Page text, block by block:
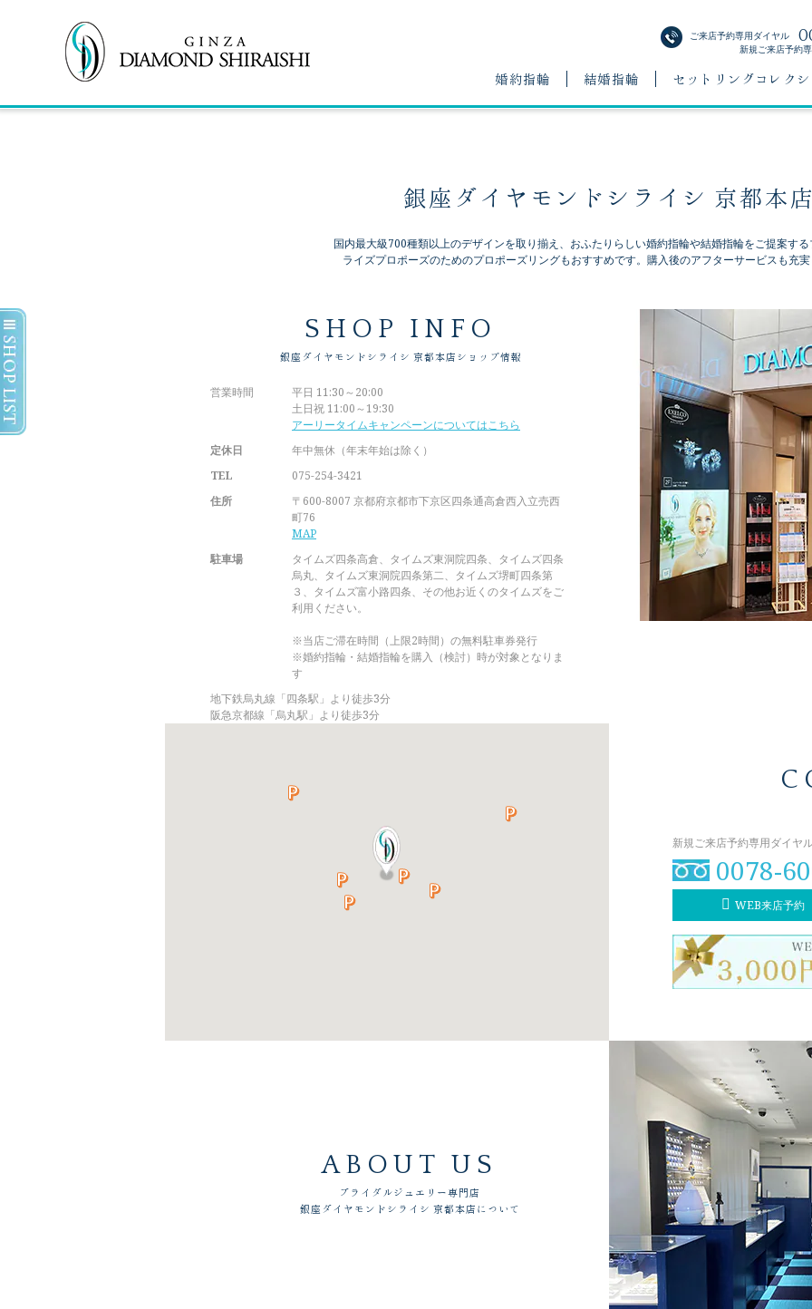
ご来店予約専用ダイヤル
新規ご来店予約専
婚約指輪 結婚指輪 セットリングコレクシ
銀座ダイヤモンドシライシ 京都本店
国内最大級700種類以上のデザインを取り揃え、おふたりらしい婚約指輪や結婚指輪をご提案す
ライズプロポーズのためのプロポーズリングもおすすめです。購入後のアフターサービスも充実
SHOP INFO
銀座ダイヤモンドシライシ 京都本店ショップ情報
営業時間
平日 11:30～20:00
土日祝 11:00～19:30
アーリータイムキャンペーンについてはこちら
定休日
年中無休（年末年始は除く）
TEL
075-254-3421
住所
〒600-8007 京都府京都市下京区四条通高倉西入立売西
町76
MAP
駐車場
タイムズ四条高倉、タイムズ東洞院四条、タイムズ四条
烏丸、タイムズ東洞院四条第二、タイムズ堺町四条第
３、タイムズ富小路四条、その他お近くのタイムズをご
利用ください。
※当店ご滞在時間（上限2時間）の無料駐車券発行
※婚約指輪・結婚指輪を購入（検討）時が対象となりま
す
地下鉄烏丸線「四条駅」より徒歩3分
阪急京都線「烏丸駅」より徒歩3分
新規ご来店予約専用ダイヤ
0078-
WEB来店予約
ABOUT US
ブライダルジュエリー専門店
銀座ダイヤモンドシライシ 京都本店について